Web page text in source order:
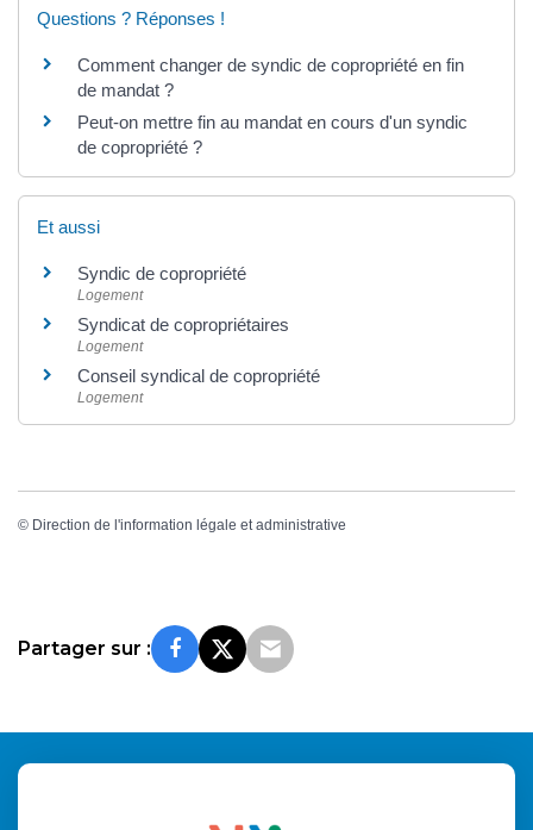
Questions ? Réponses !
Comment changer de syndic de copropriété en fin
de mandat ?
Peut-on mettre fin au mandat en cours d'un syndic
de copropriété ?
Et aussi
Syndic de copropriété
Logement
Syndicat de copropriétaires
Logement
Conseil syndical de copropriété
Logement
© Direction de l'information légale et administrative
Partager sur :